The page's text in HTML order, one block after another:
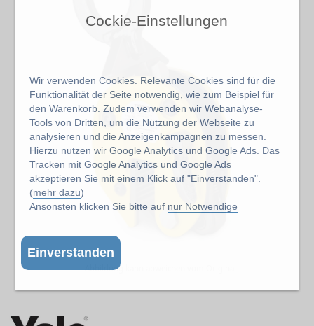
Cockie-Einstellungen
Wir verwenden Cookies. Relevante Cookies sind für die
Funktionalität der Seite notwendig, wie zum Beispiel für
den Warenkorb. Zudem verwenden wir Webanalyse-
Tools von Dritten, um die Nutzung der Webseite zu
analysieren und die Anzeigenkampagnen zu messen.
Hierzu nutzen wir Google Analytics und Google Ads. Das
Tracken mit Google Analytics und Google Ads
akzeptieren Sie mit einem Klick auf "Einverstanden".
(mehr dazu)
Ansonsten klicken Sie bitte auf nur Notwendige
Einverstanden
Abbildung kann abweichen vom Original